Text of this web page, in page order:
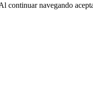
continuar navegando